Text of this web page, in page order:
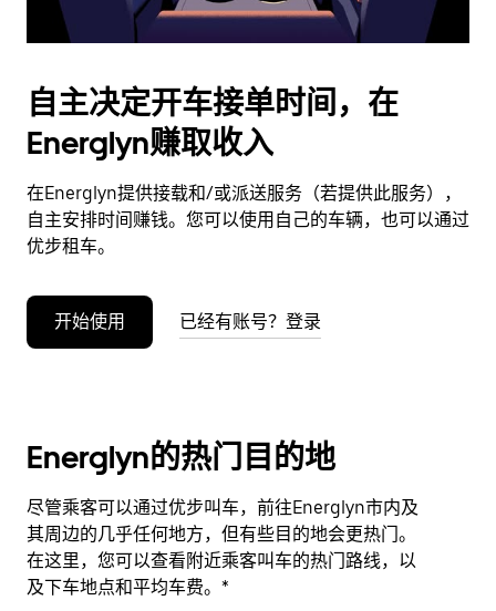
闭
日
历。
自主决定开车接单时间，在
Energlyn赚取收入
在Energlyn提供接载和/或派送服务（若提供此服务），
自主安排时间赚钱。您可以使用自己的车辆，也可以通过
优步租车。
开始使用 已经有账号？登录
Energlyn的热门目的地
尽管乘客可以通过优步叫车，前往Energlyn市内及
其周边的几乎任何地方，但有些目的地会更热门。
在这里，您可以查看附近乘客叫车的热门路线，以
及下车地点和平均车费。*